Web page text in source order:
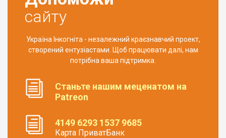
сайту
Україна Інкогніта - незалежний краєзнавчий проект,
створений ентузіастами. Щоб працювати далі, нам
потрібна ваша підтримка.
Станьте нашим меценатом на
Patreon
4149 6293 1537 9685
Карта ПриватБанк